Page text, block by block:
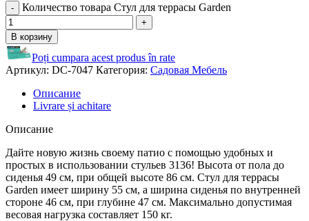
Количество товара Стул для террасы Garden
В корзину
Poți cumpara acest produs în rate
Артикул: DC-7047 Категория: Садовая Мебель
Описание
Livrare și achitare
Описание
Дайте новую жизнь своему патио с помощью удобных и
простых в использовании стульев 3136! Высота от пола до
сиденья 49 см, при общей высоте 86 см. Стул для террасы
Garden имеет ширину 55 см, а ширина сиденья по внутренней
стороне 46 см, при глубине 47 см. Максимально допустимая
весовая нагрузка составляет 150 кг.